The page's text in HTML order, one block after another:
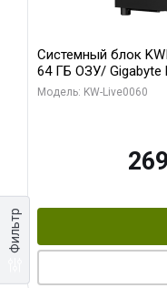
Фильтр
Системный блок
64 ГБ ОЗУ/ Gigabyte
GDDR7 128bit 3xDP
Модель: KW-Live0060